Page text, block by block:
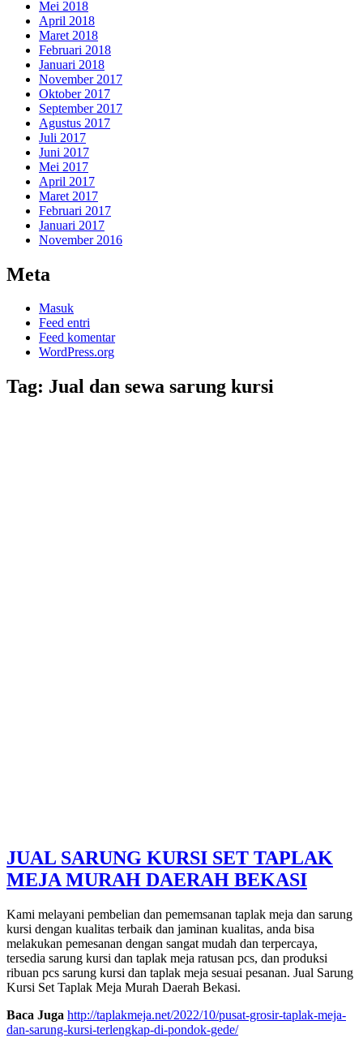
Mei 2018
April 2018
Maret 2018
Februari 2018
Januari 2018
November 2017
Oktober 2017
September 2017
Agustus 2017
Juli 2017
Juni 2017
Mei 2017
April 2017
Maret 2017
Februari 2017
Januari 2017
November 2016
Meta
Masuk
Feed entri
Feed komentar
WordPress.org
Tag: Jual dan sewa sarung kursi
JUAL SARUNG KURSI SET TAPLAK
MEJA MURAH DAERAH BEKASI
Kami melayani pembelian dan pememsanan taplak meja dan sarung
kursi dengan kualitas terbaik dan jaminan kualitas, anda bisa
melakukan pemesanan dengan sangat mudah dan terpercaya,
tersedia sarung kursi dan taplak meja ratusan pcs, dan produksi
ribuan pcs sarung kursi dan taplak meja sesuai pesanan. Jual Sarung
Kursi Set Taplak Meja Murah Daerah Bekasi.
Baca Juga http://taplakmeja.net/2022/10/pusat-grosir-taplak-meja-
dan-sarung-kursi-terlengkap-di-pondok-gede/